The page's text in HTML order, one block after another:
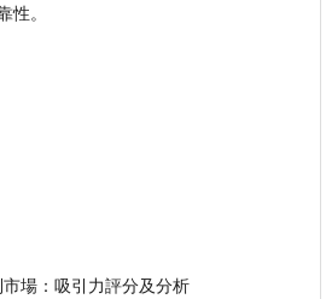
性。
場：吸引力評分及分析